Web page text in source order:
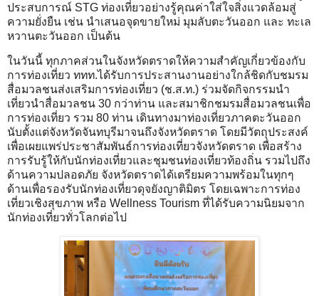
ประสบการณ์ STG ท่องเที่ยวอย่างรู้คุณค่าใส่ใจสิ่งแวดล้อมสู่
ความยั่งยืน เช่น นำเสนอจุดขายใหม่ มุมลับตะวันออก และ ทะเล
หวานตะวันออก เป็นต้น
ในวันนี้ ทุกภาคส่วนในจังหวัดตราดให้ความสำคัญเกี่ยวข้องกับ
การท่องเที่ยว ททท.ได้รับการประสานงานอย่างใกล้ชิดกับชมรม
สื่อมวลชนส่งเสริมการท่องเที่ยว (ช.ส.ท.) ร่วมจัดกิจกรรมนำ
เที่ยวนำสื่อมวลชน 30 กว่าท่าน และสมาชิกชมรมสื่อมวลชนเพื่อ
การท่องเที่ยว รวม 80 ท่าน เดินทางมาท่องเที่ยวภาคตะวันออก
นับตั้งแต่จังหวัดจันทบุรีมาจนถึงจังหวัดตราด โดยมีวัตถุประสงค์
เพื่อเผยแพร่ประชาสัมพันธ์การท่องเที่ยวจังหวัดตราด เพื่อสร้าง
การรับรู้ให้กับนักท่องเที่ยวและชุมชนท่องเที่ยวท้องถิ่น รวมไปถึง
ด้านความปลอดภัย จังหวัดตราดได้เตรียมความพร้อมในทุกๆ
ด้านเพื่อรองรับนักท่องเที่ยวดุจยังญาติมิตร โดยเฉพาะการท่อง
เที่ยวเชิงสุขภาพ หรือ Wellness Tourism ที่ได้รับความนิยมจาก
นักท่องเที่ยวทั่วโลกต่อไป